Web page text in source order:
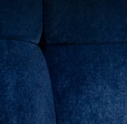
ABONNEMENT
Alle informatie
Abonnement
Inlog voor